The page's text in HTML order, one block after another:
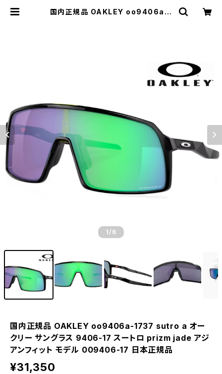
国内正規品 OAKLEY oo9406a-1
1 /6
国内正規品 OAKLEY oo9406a-1737 sutro a オー
クリー サングラス 9406-17 スートロ prizm jade アジ
アンフィット モデル 009406-17 日本正規品
¥31,350